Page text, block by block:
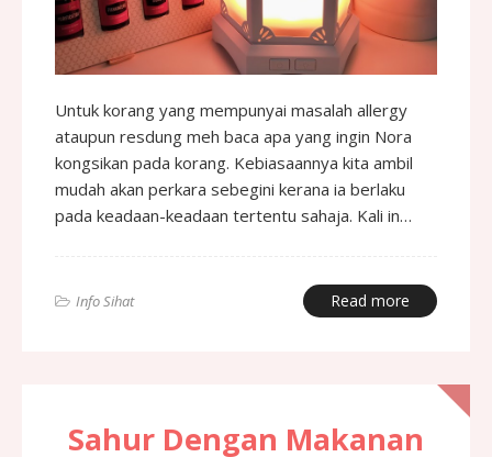
Untuk korang yang mempunyai masalah allergy
ataupun resdung meh baca apa yang ingin Nora
kongsikan pada korang. Kebiasaannya kita ambil
mudah akan perkara sebegini kerana ia berlaku
pada keadaan-keadaan tertentu sahaja. Kali in…
Info Sihat Read more
Sahur Dengan Makanan